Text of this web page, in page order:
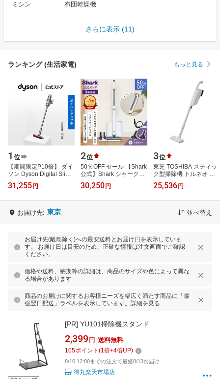
ミシン 布団乾燥機
さらに表示 (11)
ランキング (生活家電) もっと見る
1 位
【期間限定P10倍】 ダイ
ソン Dyson Digital Slim
Origin 掃除機 コードレス
掃除機 dyson
31,255 円
2位
50％OFF セール 【Shark
公式】Shark シャーク
EVOPOWER SYSTEM
STD+ コードレススティ
30,250 円
3位
東芝 TOSHIBA スティッ
ク型掃除機 トルネオ コ
ードレス 紙パック式 VC-
CLP54-C シフォンベー
25,536 円
お届け先: 東京 並べ替え
お届け先(離島除く)への最安送料とお届け日を表示していま
す。 お届け日は目安のため、正確な情報は注文画面でご確認
ください。
価格や送料、納期等の詳細は、商品のサイズや色によって異な
る場合があります
商品のお届けに関するお客様ニーズを幅広く満たす商品に「最
強翌日配送」ラベルを表示しています。 詳細を見る
[PR] YU101掃除機スタンド
2,399 円 送料無料
105ポイント (1倍+4倍UP)
8/10 12:00までの注文で最短8/13お届け
得丸楽天市場店